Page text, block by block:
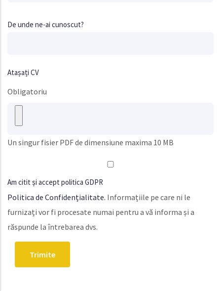
De unde ne-ai cunoscut?
Atașați CV
Obligatoriu
Un singur fisier PDF de dimensiune maxima 10 MB
Am citit și accept politica GDPR
Politica de Confidențialitate. Informațiile pe care ni le
furnizați vor fi procesate numai pentru a vă informa și a
răspunde la întrebarea dvs.